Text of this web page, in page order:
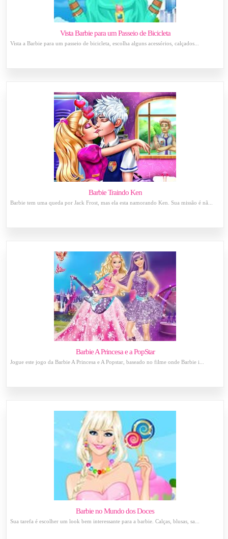
Vista Barbie para um Passeio de Bicicleta
Vista a Barbie para um passeio de bicicleta, escolha alguns acessórios, calçados...
Barbie Traindo Ken
Barbie tem uma queda por Jack Frost, mas ela esta namorando Ken. Sua missão é nã...
Barbie A Princesa e a PopStar
Jogue este jogo da Barbie A Princesa e A Popstar, baseado no filme onde Barbie i...
Barbie no Mundo dos Doces
Sua tarefa é escolher um look bem interessante para a barbie. Calças, blusas, sa...